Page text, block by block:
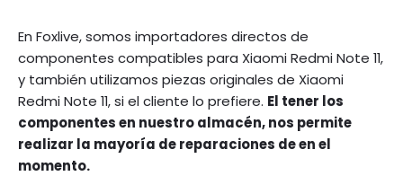
En Foxlive, somos importadores directos de
componentes compatibles para Xiaomi Redmi Note 11,
y también utilizamos piezas originales de Xiaomi
Redmi Note 11, si el cliente lo prefiere. El tener los
componentes en nuestro almacén, nos permite
realizar la mayoría de reparaciones de en el
momento.